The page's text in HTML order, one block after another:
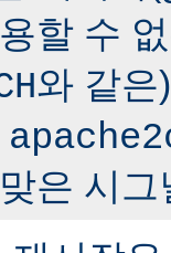
할 수
와 같은
은 시